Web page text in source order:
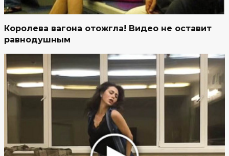
Королева вагона отожгла! Видео не оставит
равнодушным